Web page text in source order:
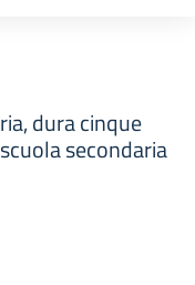
dura cinque
secondaria